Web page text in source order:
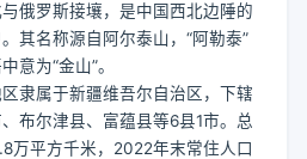
俄罗斯接壤，是中国西北边陲的
其名称源自阿尔泰山，“阿勒泰”
意为“金山”。
隶属于新疆维吾尔自治区，下辖
布尔津县、富蕴县等6县1市。总
万平方千米，2022年末常住人口